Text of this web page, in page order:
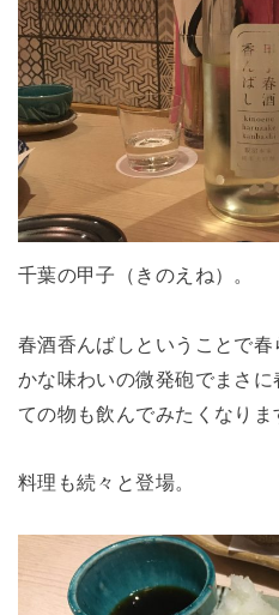
千葉の甲子（きのえね）。
春酒香んばしということで
かな味わいの微発砲でまさ
ての物も飲んでみたくなりま
料理も続々と登場。